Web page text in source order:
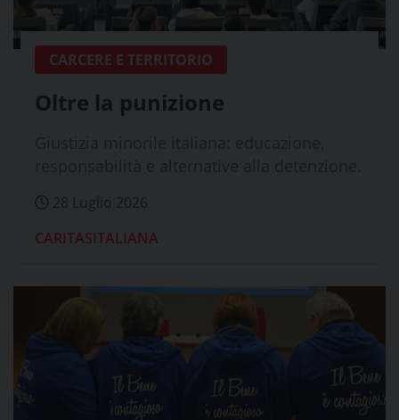
CARCERE E TERRITORIO
Oltre la punizione
28 Luglio 2026
CARITASITALIANA